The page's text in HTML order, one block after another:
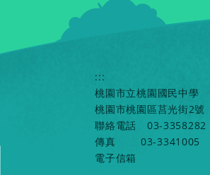
:::
桃園市立桃園國民中學
桃園市桃園區莒光街2號
聯絡電話
03-3358282
傳真
03-3341005
電子信箱